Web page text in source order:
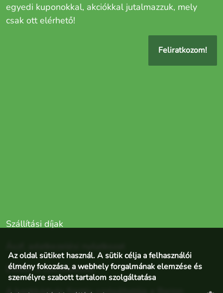
Szállítási díjak
Elállás a szerződéstől
egyedi kuponokkal, akciókkal jutalmazzuk, mely
csak ott elérhető!
Feliratkozom!
Az oldal sütiket használ. A sütik célja a felhasználói
élmény fokozása, a webhely forgalmának elemzése és
személyre szabott tartalom szolgáltatása